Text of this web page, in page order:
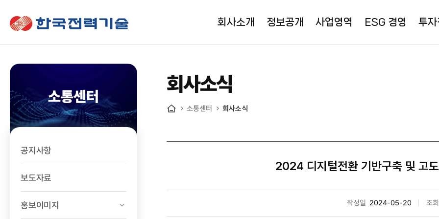
한국전력기술
회사소개 정보공개 사업영역 ESG 경영 투
소통센터
공지사항
보도자료
홍보이미지
회사소식
소통센터 회사소식
2024 디지털전환 기반구축 및 고
작성일 2024-05-20 조